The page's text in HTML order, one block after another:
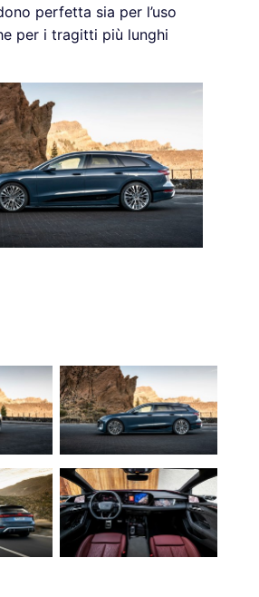
perfetta sia per l’uso
per i tragitti più lunghi